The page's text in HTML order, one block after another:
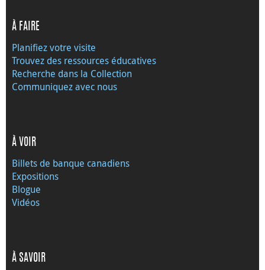
À FAIRE
Planifiez votre visite
Trouvez des ressources éducatives
Recherche dans la Collection
Communiquez avec nous
À VOIR
Billets de banque canadiens
Expositions
Blogue
Vidéos
À SAVOIR